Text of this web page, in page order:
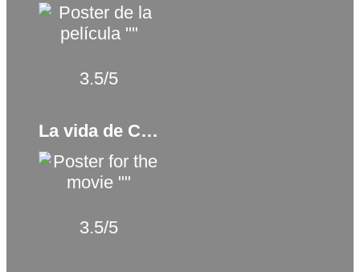
3.5/5
La vida de Calabacín (2016)
3.5/5